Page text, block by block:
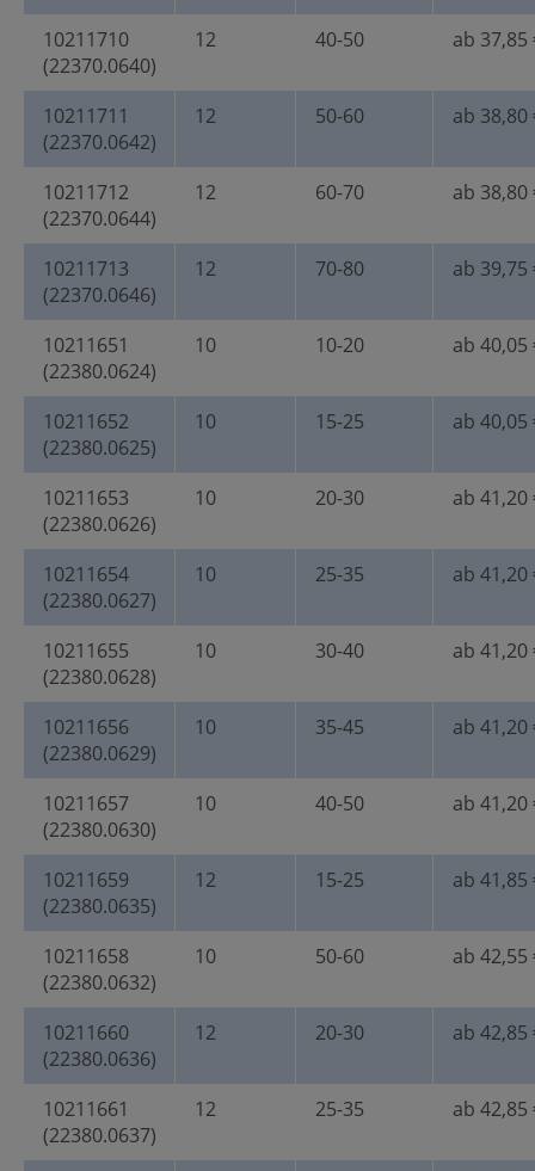
10211710
(22370.0640)
12 40-50 ab 37,85
10211711
(22370.0642)
12 50-60 ab 38,80
10211712
(22370.0644)
12 60-70 ab 38,80
10211713
(22370.0646)
12 70-80 ab 39,75
10211651
(22380.0624)
10 10-20 ab 40,05
10211652
(22380.0625)
10 15-25 ab 40,05
10211653
(22380.0626)
10 20-30 ab 41,20
10211654
(22380.0627)
10 25-35 ab 41,20
10211655
(22380.0628)
10 30-40 ab 41,20
10211656
(22380.0629)
10 35-45 ab 41,20
10211657
(22380.0630)
10 40-50 ab 41,20
10211659
(22380.0635)
12 15-25 ab 41,85
10211658
(22380.0632)
10 50-60 ab 42,55
10211660
(22380.0636)
12 20-30 ab 42,85
10211661
(22380.0637)
12 25-35 ab 42,85